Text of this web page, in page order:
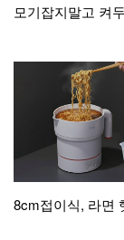
모기잡지말고 켜
8cm접이식, 라면